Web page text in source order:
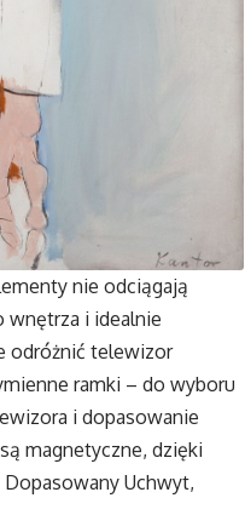
nie odciągają
wnętrza i idealnie
odróżnić telewizor
ramki – do wyboru
i dopasowanie
magnetyczne, dzięki
Dopasowany Uchwyt,